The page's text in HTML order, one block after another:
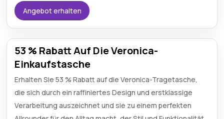
Angebot erhalten
53 % Rabatt Auf Die Veronica-
Einkaufstasche
Erhalten Sie 53 % Rabatt auf die Veronica-Tragetasche,
die sich durch ein raffiniertes Design und erstklassige
Verarbeitung auszeichnet und sie zu einem perfekten